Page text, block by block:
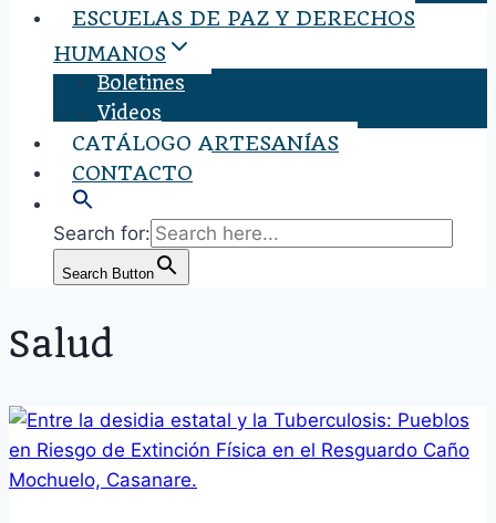
ESCUELAS DE PAZ Y DERECHOS
HUMANOS
Boletines
Videos
CATÁLOGO ARTESANÍAS
CONTACTO
Search for:
Search Button
Salud